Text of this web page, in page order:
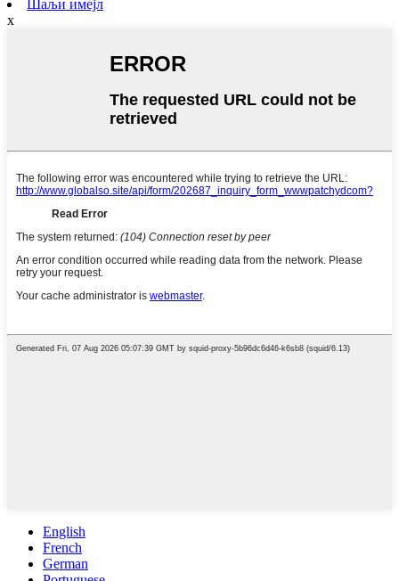
Шаљи имејл
x
English
French
German